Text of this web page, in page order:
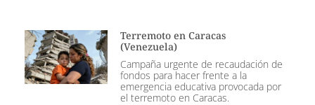
Terremoto en Caracas
(Venezuela)
Campaña urgente de recaudación de
fondos para hacer frente a la
emergencia educativa provocada por
el terremoto en Caracas.